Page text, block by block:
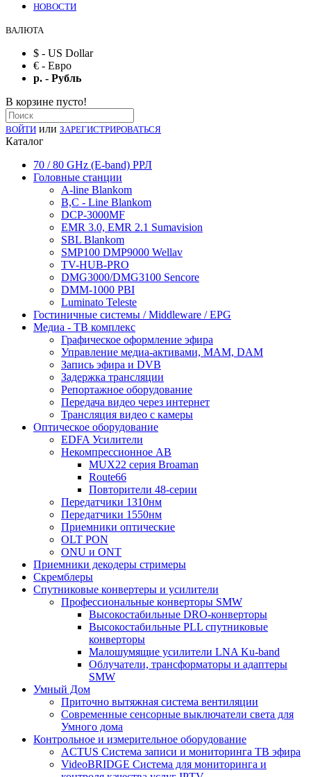
НОВОСТИ
ВАЛЮТА
$ - US Dollar
€ - Евро
р. - Рубль
В корзине пусто!
ВОЙТИ или ЗАРЕГИСТРИРОВАТЬСЯ
Каталог
70 / 80 GHz (E-band) РРЛ
Головные станции
A-line Blankom
B,C - Line Blankom
DCP-3000MF
EMR 3.0, EMR 2.1 Sumavision
SBL Blankom
SMP100 DMP9000 Wellav
TV-HUB-PRO
DMG3000/DMG3100 Sencore
DMM-1000 PBI
Luminato Teleste
Гостиничные системы / Middleware / EPG
Медиа - ТВ комплекс
Графическое оформление эфира
Управление медиа-активами, MAM, DAM
Запись эфира и DVB
Задержка трансляции
Репортажное оборудование
Передача видео через интернет
Трансляция видео с камеры
Оптическое оборудование
EDFA Усилители
Некомпрессионное АВ
MUX22 серия Broaman
Route66
Повторители 48-серии
Передатчики 1310нм
Передатчики 1550нм
Приемники оптические
OLT PON
ONU и ONT
Приемники декодеры стримеры
Скремблеры
Спутниковые конвертеры и усилители
Профессиональные конверторы SMW
Высокостабильные DRO-конверторы
Высокостабильные PLL спутниковые
конверторы
Малошумящие усилители LNA Ku-band
Облучатели, трансформаторы и адаптеры
SMW
Умный Дом
Приточно вытяжная система вентиляции
Современные сенсорные выключатели света для
Умного дома
Контрольное и измерительное оборудование
ACTUS Система записи и мониторинга ТВ эфира
VideoBRIDGE Система для мониторинга и